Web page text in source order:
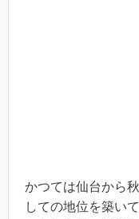
かつては仙台から
しての地位を築い